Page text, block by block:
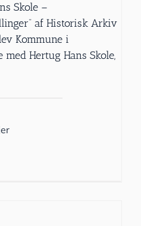
Skole –
af Historisk Arkiv
Kommune i
med Hertug Hans Skole,